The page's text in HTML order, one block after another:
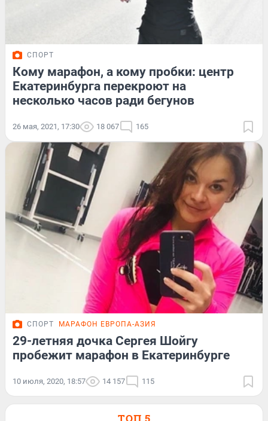
СПОРТ
Кому марафон, а кому пробки: центр
Екатеринбурга перекроют на
несколько часов ради бегунов
26 мая, 2021, 17:30 18 067 165
СПОРТ МАРАФОН ЕВРОПА-АЗИЯ
29-летняя дочка Сергея Шойгу
пробежит марафон в Екатеринбурге
10 июля, 2020, 18:57 14 157 115